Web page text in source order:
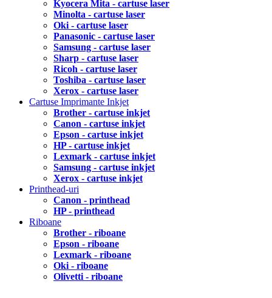
Kyocera Mita - cartuse laser
Minolta - cartuse laser
Oki - cartuse laser
Panasonic - cartuse laser
Samsung - cartuse laser
Sharp - cartuse laser
Ricoh - cartuse laser
Toshiba - cartuse laser
Xerox - cartuse laser
Cartuse Imprimante Inkjet
Brother - cartuse inkjet
Canon - cartuse inkjet
Epson - cartuse inkjet
HP - cartuse inkjet
Lexmark - cartuse inkjet
Samsung - cartuse inkjet
Xerox - cartuse inkjet
Printhead-uri
Canon - printhead
HP - printhead
Riboane
Brother - riboane
Epson - riboane
Lexmark - riboane
Oki - riboane
Olivetti - riboane